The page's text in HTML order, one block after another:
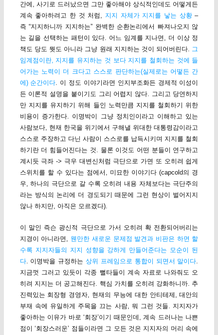
간에, 사기로 드러났으면 그만 좋아해야 상식적인데도 어떻게든
계속 좋아하려고 한 것 처럼, 지지 자체가 지지를 낳는 상황–
즉 “지지하니까 지지하는” 완벽한 순환논리에서 빠져나오지 않
는 길을 선택하는 패턴이 있다. 어느 임계를 지나면, 더 이상 정
책도 당도 뭣도 아니라 그냥 원래 지지하는 것이 되어버린다. 그
임계점이란, 지지를 유지하는 것 보다 지지를 철회하는 것에 들
어가는 노력이 더 크다고 스스로 판단하는(실제로는 어떻든 간
에) 순간이다. 이 정도 이야기라면 인지부조화든 경제적 이성이
든 이론적 설명을 붙이기도 그리 어렵지 않다. 그리고 당연하지
만 지지를 유지하기 위해 들인 노력만큼 지지를 철회하기 위한
비용이 증가한다. 이명박이 그냥 정치인이라고 이해하고 있는
사람보다, 현재 한국을 위기에서 구해낼 위대한 대통령감이라고
스스로 주장하고 다닌 사람이 스스로를 납득시키며 지지를 철회
하기란 더 힘들어진다는 것. 물론 이것도 어떤 분들이 연구하고
계시듯 극좌 -> 극우 대변신처럼 극단으로 가면 또 오히려 쉽게
스위치를 할 수 있다는 점에서, 미묘한 이야기다 (capcold의 경
우, 하나의 극단으로 갈 수록 오히려 내용 자체보다는 극단주의
라는 방식의 논리에 더 경도되기 때문에 그런 현상이 벌어지지
않나 하지만, 아직은 모르겠다).
이 말인 즉슨 광신적 극단으로 가서 오히려 확 전환되어버리는
지경이 아니라면, 웬만한 새로운 문제점 발견과 비판은 하면 할
수록 지지자들의 지지 성향을 강하게 만들어준다는 모순이 된
다. 이명박을 규정하는상위 프레임으로 통합이 되면서 말이다.
지금껏 그러고 있듯이 각종 뻘타들이 계속 자료로 나와줘도 오
히려 지지는 더 공고해진다. 핵심 가치를 오히려 강화하니까. 추
진력있는 회장형 경영자, 현재의 무능에 대한 안티테제, 대안의
부재 속에 유일하게 주목을 끄는 사람, 뭐 그런 것들. 지지자가
좋아하는 이유가 바로 ‘회장’이기 때문인데, 계속 드러나는 나쁜
점이 ‘회장스러운’ 점들이라면 그 모든 것은 지지자의 머리 속에